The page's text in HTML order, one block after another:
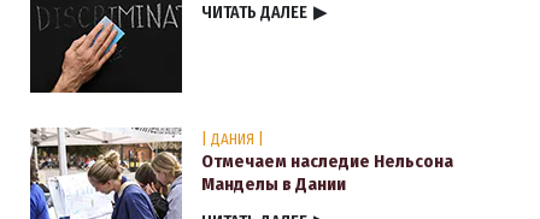
ЧИТАТЬ ДАЛЕЕ ▶
| ДАНИЯ |
Отмечаем наследие Нельсона
Манделы в Дании